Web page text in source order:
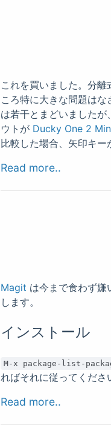
これを買いました。分
ころ特に大きな問題は
は若干とまどいました
ウトが Ducky One 2
比較した場合、矢印キー
Read more..
Magit は今まで食わず
します。
インストール
M-x package-list-
ればそれに従ってくださ
Read more..